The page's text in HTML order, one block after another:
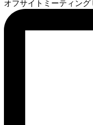
オフサイトミーティング